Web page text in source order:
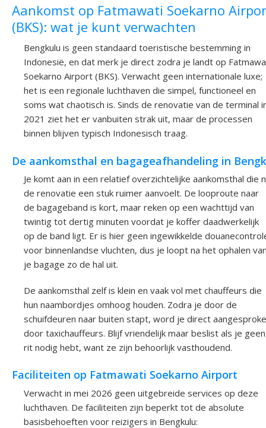
Aankomst op Fatmawati Soekarno
(BKS): wat je kunt verwachten
Bengkulu is geen standaard toeristische bestemming in
Indonesië, en dat merk je direct zodra je landt op
Soekarno Airport (BKS). Verwacht geen internationale luxe;
het is een regionale luchthaven die simpel, functioneel en
soms wat chaotisch is. Sinds de renovatie van de terminal
2021 ziet het er vanbuiten strak uit, maar de processen
binnen blijven typisch Indonesisch traag.
De aankomsthal en bagageafhandeling in
Je komt aan in een relatief overzichtelijke aankomsthal die
de renovatie een stuk ruimer aanvoelt. De looproute naar
de bagageband is kort, maar reken op een wachttijd van
twintig tot dertig minuten voordat je koffer daadwerkelijk
op de band ligt. Er is hier geen ingewikkelde
voor binnenlandse vluchten, dus je loopt na het ophalen
je bagage zo de hal uit.
De aankomsthal zelf is klein en vaak vol met chauffeurs die
hun naambordjes omhoog houden. Zodra je door de
schuifdeuren naar buiten stapt, word je direct
door taxichauffeurs. Blijf vriendelijk maar beslist als je geen
rit nodig hebt, want ze zijn behoorlijk vasthoudend.
Faciliteiten op Fatmawati Soekarno Airport
Verwacht in mei 2026 geen uitgebreide services op deze
luchthaven. De faciliteiten zijn beperkt tot de absolute
basisbehoeften voor reizigers in Bengkulu: